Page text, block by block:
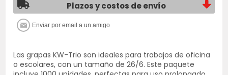
Plazos y costos de envío
Las grapas KW-Trio son ideales para trabajos de oficina
o escolares, con un tamaño de 26/6. Este paquete